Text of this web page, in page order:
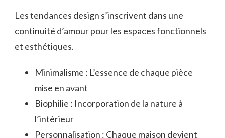
Les tendances design s’inscrivent dans une
continuité d’amour pour les espaces fonctionnels
et esthétiques.
Minimalisme : L’essence de chaque pièce
mise en avant
Biophilie : Incorporation de la nature à
l’intérieur
Personnalisation : Chaque maison devient